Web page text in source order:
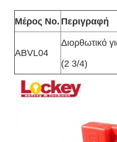
Μέρος Νο. Περιγραφή
ΑΒVL04
Διορθωτικό
(2 3/4)